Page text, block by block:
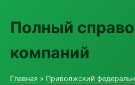
Полный
компаний
Главная » Приволжский